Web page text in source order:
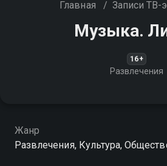
Главная / Записи ТВ-
Музыка.
16+
Развлечения
Жанр
Развлечения, Культура,